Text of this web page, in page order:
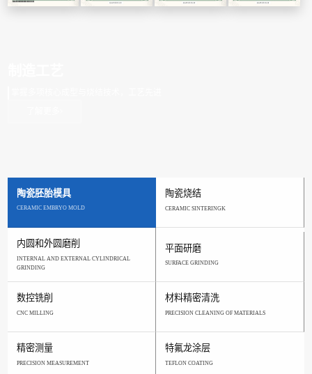
陶瓷胚胎模具
CERAMIC EMBRYO MOLD
陶瓷烧结
CERAMIC SINTERINGK
内圆和外圆磨削
INTERNAL AND EXTERNAL CYLINDRICAL
GRINDING
平面研磨
SURFACE GRINDING
数控铣削
CNC MILLING
材料精密清洗
PRECISION CLEANING OF MATERIALS
精密测量
PRECISION MEASUREMENT
特氟龙涂层
TEFLON COATING